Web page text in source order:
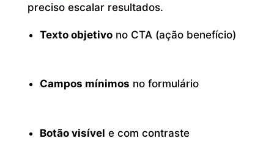
preciso escalar resultados.
Texto objetivo no CTA (ação benefício)
Campos mínimos no formulário
Botão visível e com contraste